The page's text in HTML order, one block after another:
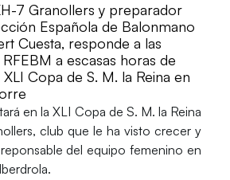
7 Granollers y preparador
Española de Balonmano
Cuesta, responde a las
a escasas horas de
Copa de S. M. la Reina en
en laXLI Copa de S. M. la Reina
club que le ha visto crecer y
del equipo femenino en
.